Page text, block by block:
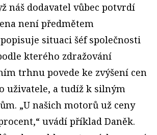
náš dodavatel vůbec potvrdí
není předmětem
situaci šéf společnosti
kterého zdražování
trhnu povede ke zvýšení cen
uživatele, a tudíž k silným
„U našich motorů už ceny
uvádí příklad Daněk.